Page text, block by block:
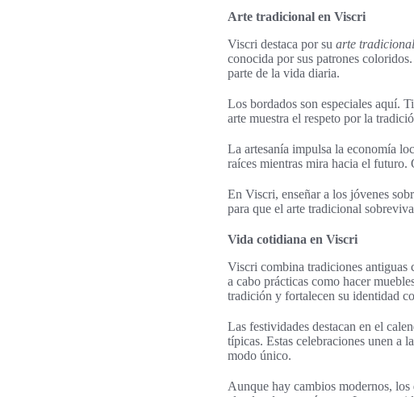
Arte tradicional en Viscri
Viscri destaca por su arte tradicional
conocida por sus patrones
parte de la vida diaria.
Los bordados son especiales aquí.
arte muestra el respeto por la
La artesanía impulsa la economía
raíces mientras mira hacia el
En Viscri, enseñar a los jóvenes
para que el arte tradicional
Vida cotidiana en Viscri
Viscri combina tradiciones antiguas
a cabo prácticas como hacer
tradición y fortalecen su identidad
Las festividades destacan en el
típicas. Estas celebraciones unen a
modo único.
Aunque hay cambios modernos,